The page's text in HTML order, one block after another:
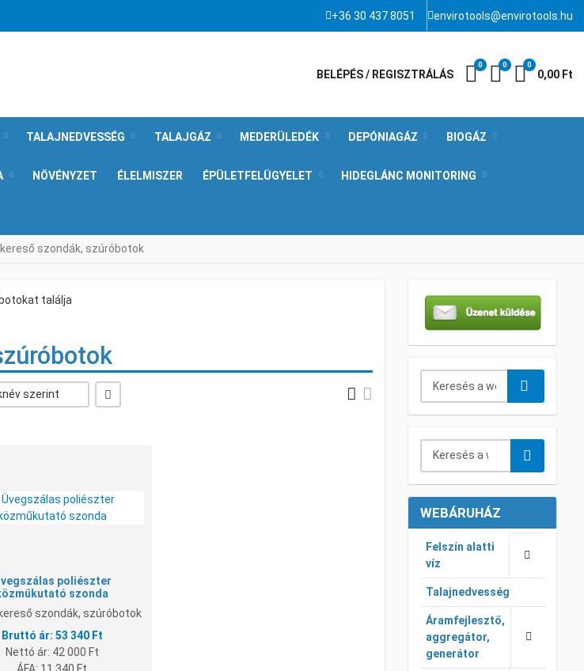
+36 30 437 8051 envirotools@envirotools.hu
BELÉPÉS / REGISZTRÁLÁS Kívánságlista
0 0 Kosár
0
0,00 Ft
TALAJNEDVESSÉG TALAJGÁZ MEDERÜLEDÉK DEPÓNIAGÁZ BIOGÁZ
NÖVÉNYZET ÉLELMISZER ÉPÜLETFELÜGYELET HIDEGLÁNC MONITORING
szondák, szúróbotok
találja
szerint +/- Grid
adom
poliészter
szonda
szondák, szúróbotok
53 340 Ft
Nettó ár: 42 000 Ft
ÁFA: 11 340 Ft
WEBÁRUHÁZ
Felszín alatti
víz
Talajnedvesség
Áramfejlesztő,
aggregátor,
generátor